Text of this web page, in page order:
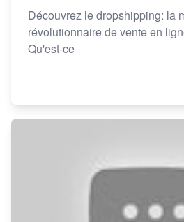
Découvrez le dropshipping: la
révolutionnaire de vente en
Qu'est-ce